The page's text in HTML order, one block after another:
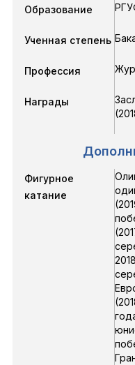
Образование
Ученная степень
Профессия
Награды
Фигурное
катание